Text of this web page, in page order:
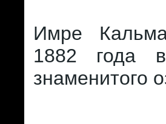
Имре
1882 года
знаменитого